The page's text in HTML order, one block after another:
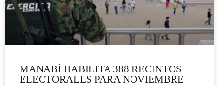
MANABÍ HABILITA 388 RECINTOS
ELECTORALES PARA NOVIEMBRE